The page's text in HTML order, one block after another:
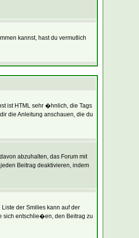
kannst, hast du vermutlich
ist HTML sehr �hnlich, die Tags
die Anleitung anschauen, die du
abzuhalten, das Forum mit
Beitrag deaktivieren, indem
der Smilies kann auf der
sich entschlie�en, den Beitrag zu